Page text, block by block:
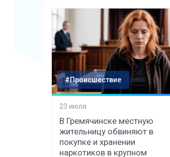
#Происшествие
23 июля
В Гремячинске местную
жительницу обвиняют в
покупке и хранении
наркотиков в крупном